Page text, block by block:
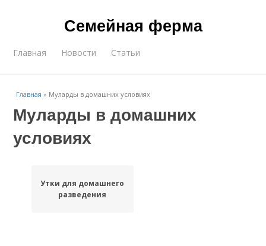
Семейная ферма
Главная Новости Статьи
Главная » Муларды в домашних условиях
Муларды в домашних
условиях
Утки для домашнего
разведения